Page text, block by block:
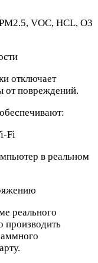
VOC, HCL, O3
отключает
от повреждений.
обеспечивают:
Fi
в реальном
реального
производить